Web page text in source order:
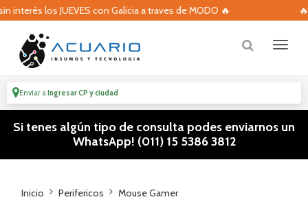
los JUEVES con Galicia a traves de MODO 🔥 🔥
Enviar aIngresar CP y ciudad
Si tenes algún tipo de consulta podes enviarnos un
WhatsApp! (011) 15 5386 3812
Inicio Perifericos Mouse Gamer